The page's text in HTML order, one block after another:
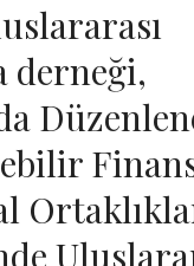
derneği,